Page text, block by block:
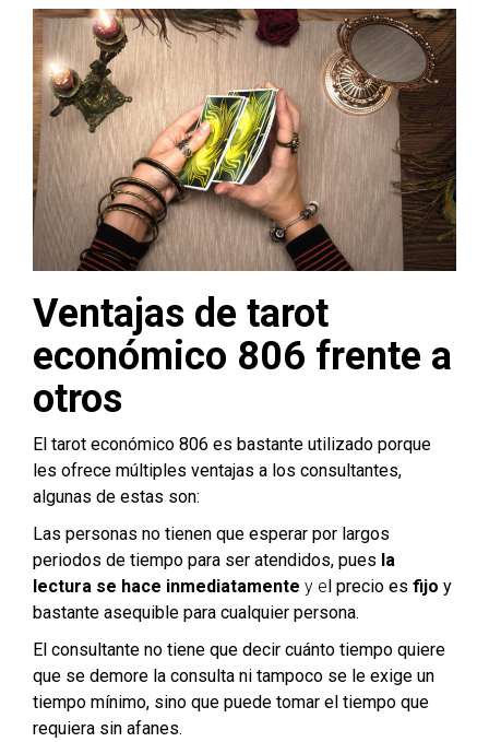
Ventajas de tarot
económico 806 frente a
otros
El tarot económico 806 es bastante utilizado porque
les ofrece múltiples ventajas a los consultantes,
algunas de estas son:
Las personas no tienen que esperar por largos
periodos de tiempo para ser atendidos, pues la
lectura se hace inmediatamente y el precio es fijo y
bastante asequible para cualquier persona.
El consultante no tiene que decir cuánto tiempo quiere
que se demore la consulta ni tampoco se le exige un
tiempo mínimo, sino que puede tomar el tiempo que
requiera sin afanes.